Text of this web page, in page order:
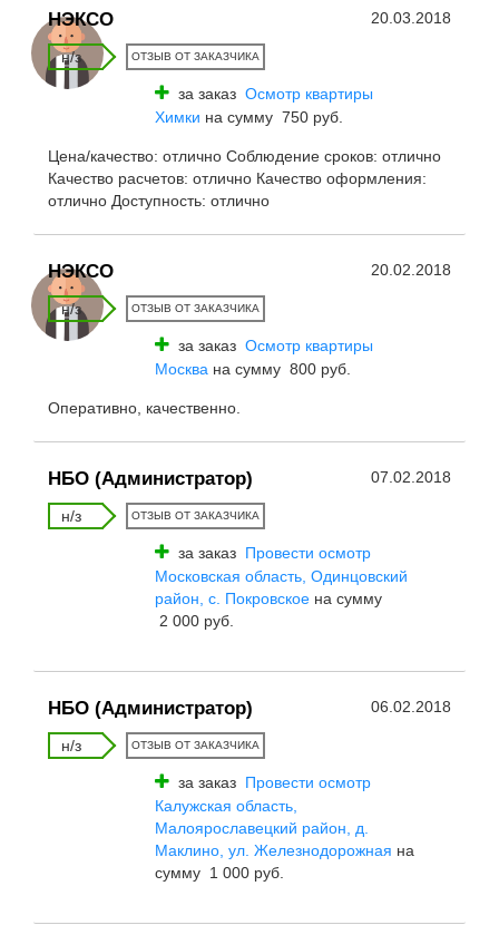
НЭКСО 20.03.2018
н/з ОТЗЫВ ОТ ЗАКАЗЧИКА
за заказ Осмотр квартиры
Химки на сумму 750 руб.
Цена/качество: отлично Соблюдение сроков: отлично
Качество расчетов: отлично Качество оформления:
отлично Доступность: отлично
НЭКСО 20.02.2018
н/з ОТЗЫВ ОТ ЗАКАЗЧИКА
за заказ Осмотр квартиры
Москва на сумму 800 руб.
Оперативно, качественно.
НБО (Администратор) 07.02.2018
н/з ОТЗЫВ ОТ ЗАКАЗЧИКА
за заказ Провести осмотр
Московская область, Одинцовский
район, с. Покровское на сумму
2 000 руб.
НБО (Администратор) 06.02.2018
н/з ОТЗЫВ ОТ ЗАКАЗЧИКА
за заказ Провести осмотр
Калужская область,
Малоярославецкий район, д.
Маклино, ул. Железнодорожная на
сумму 1 000 руб.